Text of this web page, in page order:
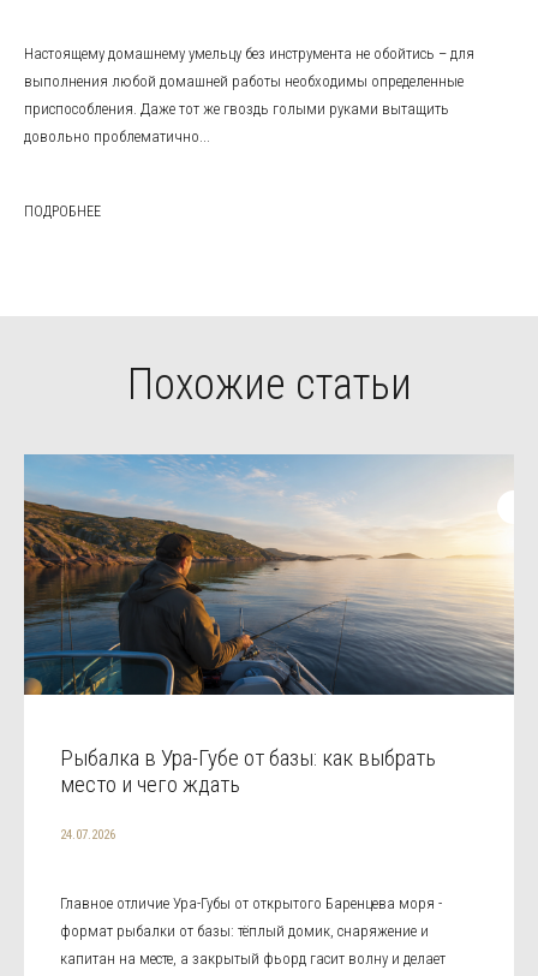
Настоящему домашнему умельцу без инструмента не обойтись – для
выполнения любой домашней работы необходимы определенные
приспособления. Даже тот же гвоздь голыми руками вытащить
довольно проблематично...
ПОДРОБНЕЕ
Похожие статьи
Рыбалка в Ура-Губе от базы: как выбрать
место и чего ждать
24.07.2026
Главное отличие Ура-Губы от открытого Баренцева моря -
формат рыбалки от базы: тёплый домик, снаряжение и
капитан на месте, а закрытый фьорд гасит волну и делает